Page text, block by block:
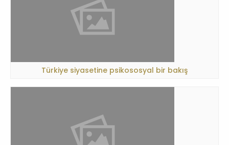
Türkiye siyasetine psikososyal bir bakış